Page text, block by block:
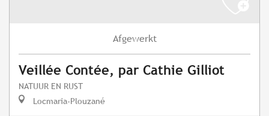
Afgewerkt
Veillée Contée, par Cathie Gilliot
NATUUR EN RUST
Locmaria-Plouzané